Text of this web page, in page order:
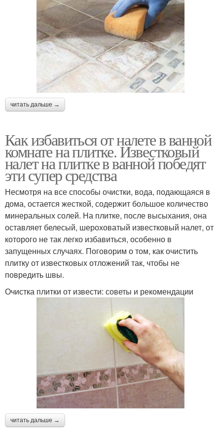
читать дальше →
Как избавиться от налете в ванной
комнате на плитке. Известковый
налет на плитке в ванной победят
эти супер средства
Несмотря на все способы очистки, вода, подающаяся в
дома, остается жесткой, содержит большое количество
минеральных солей. На плитке, после высыхания, она
оставляет белесый, шероховатый известковый налет, от
которого не так легко избавиться, особенно в
запущенных случаях. Поговорим о том, как очистить
плитку от известковых отложений так, чтобы не
повредить швы.
Очистка плитки от извести: советы и рекомендации
читать дальше →